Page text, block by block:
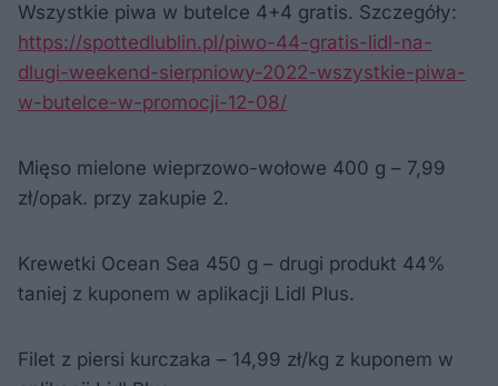
Wszystkie piwa w butelce 4+4 gratis. Szczegóły:
https://spottedlublin.pl/piwo-44-gratis-lidl-na-
dlugi-weekend-sierpniowy-2022-wszystkie-piwa-
w-butelce-w-promocji-12-08/
Mięso mielone wieprzowo-wołowe 400 g – 7,99
zł/opak. przy zakupie 2.
Krewetki Ocean Sea 450 g – drugi produkt 44%
taniej z kuponem w aplikacji Lidl Plus.
Filet z piersi kurczaka – 14,99 zł/kg z kuponem w